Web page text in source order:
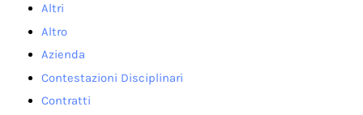
Altri
Altro
Azienda
Contestazioni Disciplinari
Contratti